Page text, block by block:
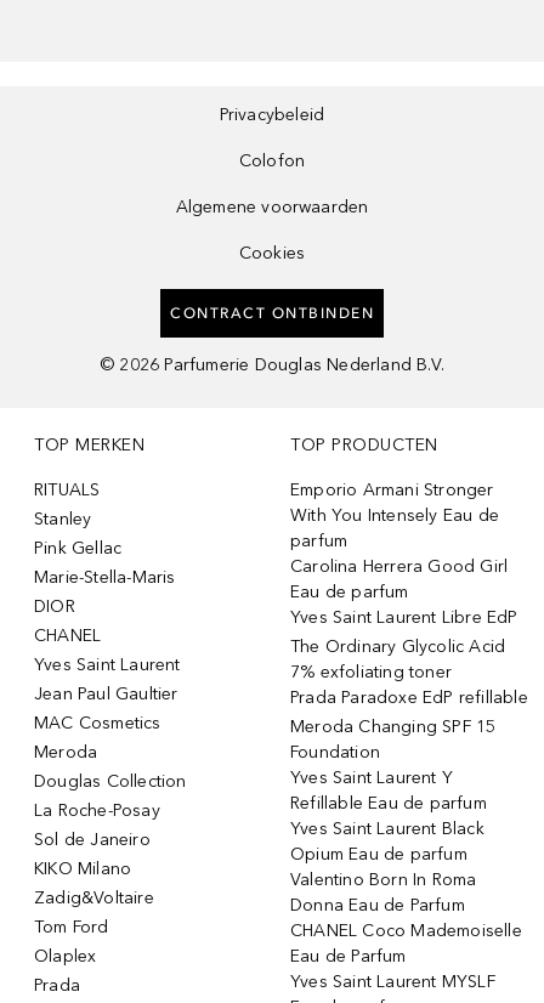
Privacybeleid
Colofon
Algemene voorwaarden
Cookies
CONTRACT ONTBINDEN
© 2026 Parfumerie Douglas Nederland B.V.
TOP MERKEN
RITUALS
Stanley
Pink Gellac
Marie-Stella-Maris
DIOR
CHANEL
Yves Saint Laurent
Jean Paul Gaultier
MAC Cosmetics
Meroda
Douglas Collection
La Roche-Posay
Sol de Janeiro
KIKO Milano
Zadig&Voltaire
Tom Ford
Olaplex
Prada
TOP PRODUCTEN
Emporio Armani Stronger
With You Intensely Eau de
parfum
Carolina Herrera Good Girl
Eau de parfum
Yves Saint Laurent Libre EdP
The Ordinary Glycolic Acid
7% exfoliating toner
Prada Paradoxe EdP refillable
Meroda Changing SPF 15
Foundation
Yves Saint Laurent Y
Refillable Eau de parfum
Yves Saint Laurent Black
Opium Eau de parfum
Valentino Born In Roma
Donna Eau de Parfum
CHANEL Coco Mademoiselle
Eau de Parfum
Yves Saint Laurent MYSLF